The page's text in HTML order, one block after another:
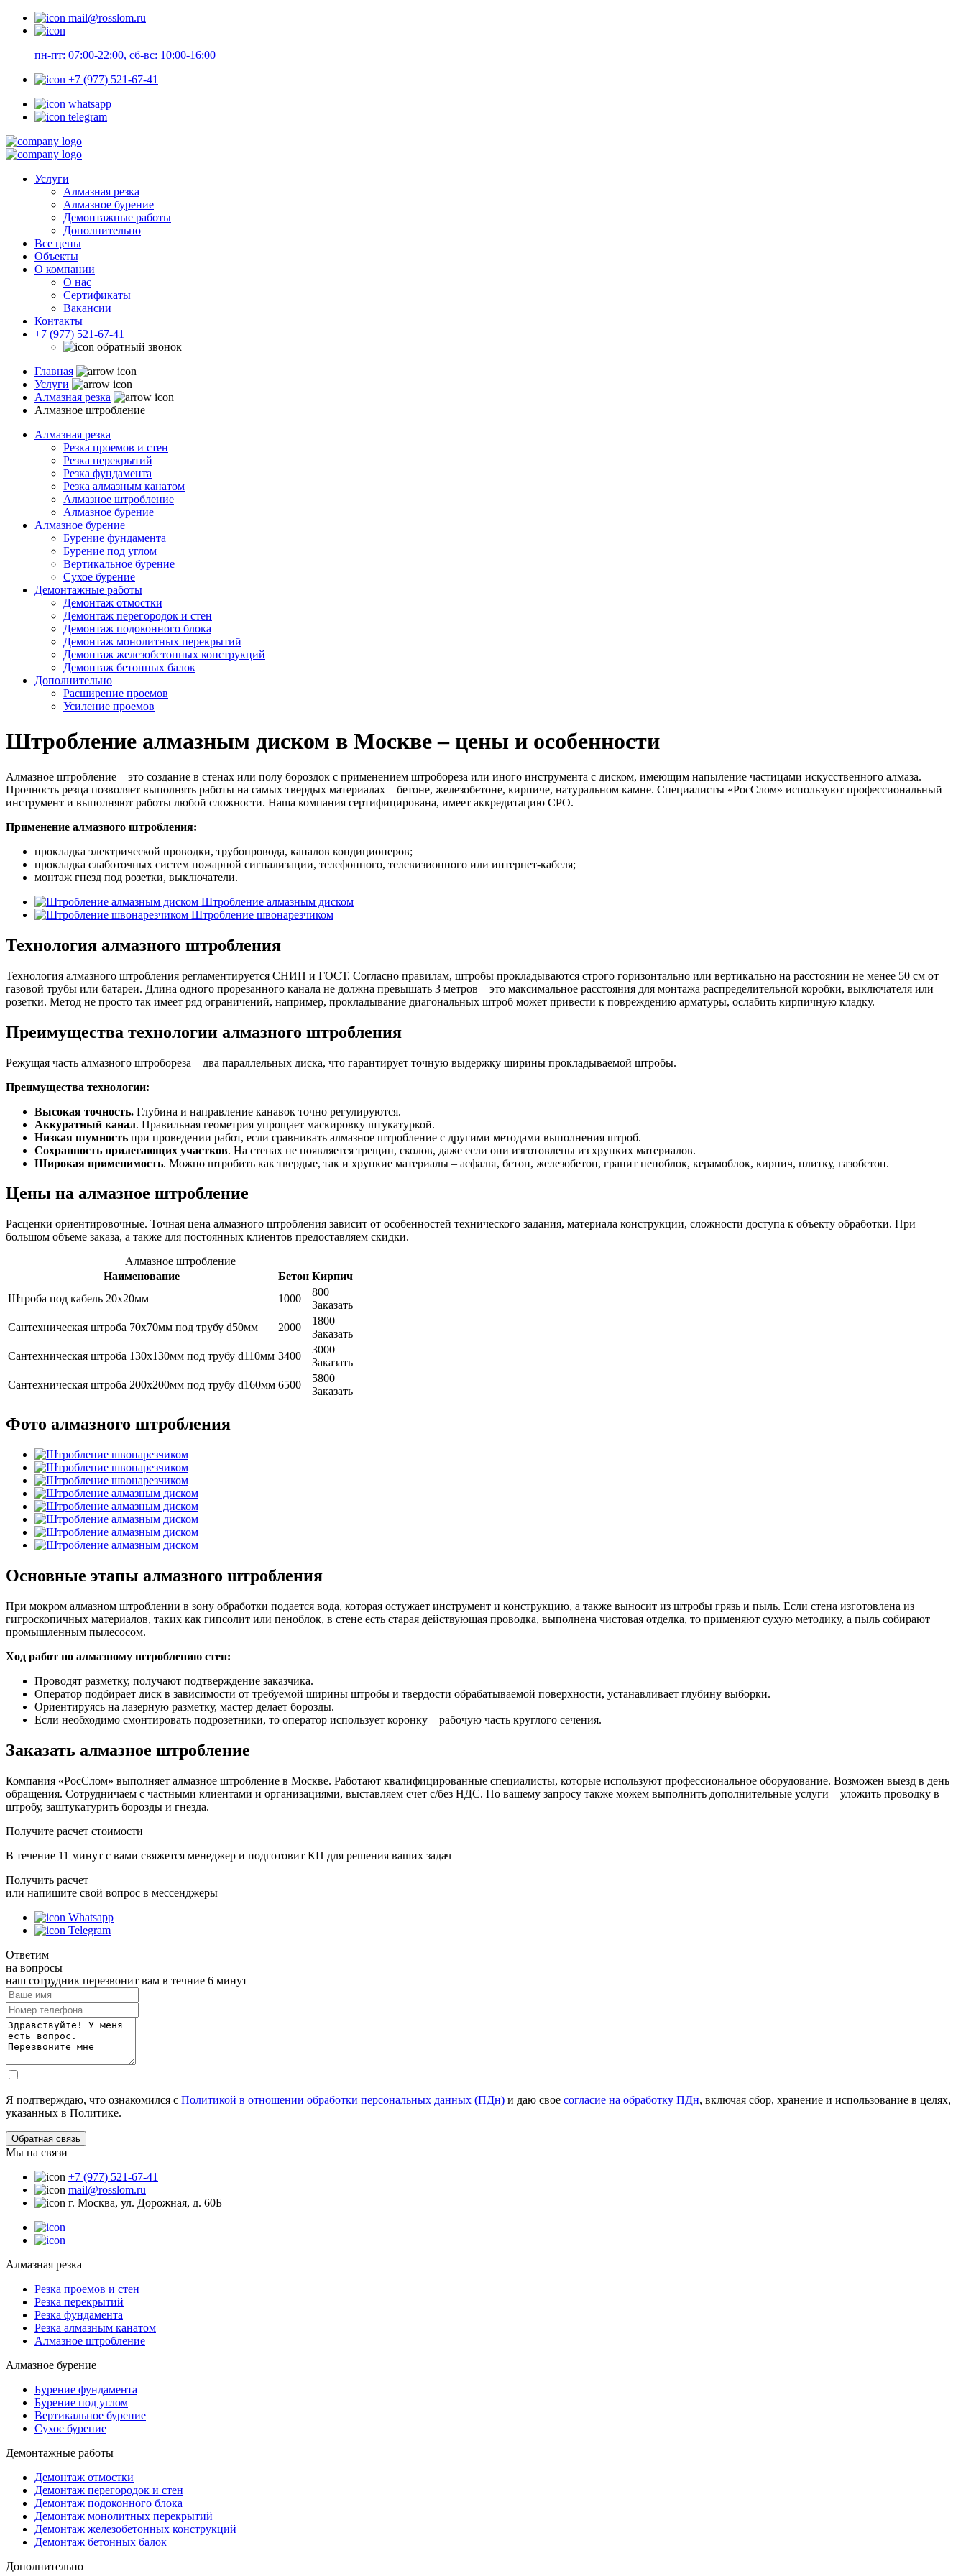
mail@rosslom.ru
пн-пт: 07:00-22:00, сб-вс: 10:00-16:00
+7 (977) 521-67-41
whatsapp
telegram
Услуги
Алмазная резка
Алмазное бурение
Демонтажные работы
Дополнительно
Все цены
Объекты
О компании
О нас
Сертификаты
Вакансии
Контакты
+7 (977) 521-67-41
обратный звонок
Главная
Услуги
Алмазная резка
Алмазное штробление
Алмазная резка
Резка проемов и стен
Резка перекрытий
Резка фундамента
Резка алмазным канатом
Алмазное штробление
Алмазное бурение
Алмазное бурение
Бурение фундамента
Бурение под углом
Вертикальное бурение
Сухое бурение
Демонтажные работы
Демонтаж отмостки
Демонтаж перегородок и стен
Демонтаж подоконного блока
Демонтаж монолитных перекрытий
Демонтаж железобетонных конструкций
Демонтаж бетонных балок
Дополнительно
Расширение проемов
Усиление проемов
Штробление алмазным диском в Москве – цены и особенности
Алмазное штробление – это создание в стенах или полу бороздок с применением штробореза или иного инструмента с диском, имеющим напыление частицами искусственного алмаза.
Прочность резца позволяет выполнять работы на самых твердых материалах – бетоне, железобетоне, кирпиче, натуральном камне. Специалисты «РосСлом» используют профессиональный
инструмент и выполняют работы любой сложности. Наша компания сертифицирована, имеет аккредитацию СРО.
Применение алмазного штробления:
прокладка электрической проводки, трубопровода, каналов кондиционеров;
прокладка слаботочных систем пожарной сигнализации, телефонного, телевизионного или интернет-кабеля;
монтаж гнезд под розетки, выключатели.
Штробление алмазным диском
Штробление швонарезчиком
Технология алмазного штробления
Технология алмазного штробления регламентируется СНИП и ГОСТ. Согласно правилам, штробы прокладываются строго горизонтально или вертикально на расстоянии не менее 50 см от
газовой трубы или батареи. Длина одного прорезанного канала не должна превышать 3 метров – это максимальное расстояния для монтажа распределительной коробки, выключателя или
розетки. Метод не просто так имеет ряд ограничений, например, прокладывание диагональных штроб может привести к повреждению арматуры, ослабить кирпичную кладку.
Преимущества технологии алмазного штробления
Режущая часть алмазного штробореза – два параллельных диска, что гарантирует точную выдержку ширины прокладываемой штробы.
Преимущества технологии:
Высокая точность. Глубина и направление канавок точно регулируются.
Аккуратный канал. Правильная геометрия упрощает маскировку штукатуркой.
Низкая шумность при проведении работ, если сравнивать алмазное штробление с другими методами выполнения штроб.
Сохранность прилегающих участков. На стенах не появляется трещин, сколов, даже если они изготовлены из хрупких материалов.
Широкая применимость. Можно штробить как твердые, так и хрупкие материалы – асфальт, бетон, железобетон, гранит пеноблок, керамоблок, кирпич, плитку, газобетон.
Цены на алмазное штробление
Расценки ориентировочные. Точная цена алмазного штробления зависит от особенностей технического задания, материала конструкции, сложности доступа к объекту обработки. При
большом объеме заказа, а также для постоянных клиентов предоставляем скидки.
Алмазное штробление
Наименование
Бетон Кирпич
Штроба под кабель 20х20мм
1000
800
Заказать
Сантехническая штроба 70х70мм под трубу d50мм
2000
1800
Заказать
Сантехническая штроба 130х130мм под трубу d110мм 3400
3000
Заказать
Сантехническая штроба 200х200мм под трубу d160мм 6500
5800
Заказать
Фото алмазного штробления
Основные этапы алмазного штробления
При мокром алмазном штроблении в зону обработки подается вода, которая остужает инструмент и конструкцию, а также выносит из штробы грязь и пыль. Если стена изготовлена из
гигроскопичных материалов, таких как гипсолит или пеноблок, в стене есть старая действующая проводка, выполнена чистовая отделка, то применяют сухую методику, а пыль собирают
промышленным пылесосом.
Ход работ по алмазному штроблению стен:
Проводят разметку, получают подтверждение заказчика.
Оператор подбирает диск в зависимости от требуемой ширины штробы и твердости обрабатываемой поверхности, устанавливает глубину выборки.
Ориентируясь на лазерную разметку, мастер делает борозды.
Если необходимо смонтировать подрозетники, то оператор использует коронку – рабочую часть круглого сечения.
Заказать алмазное штробление
Компания «РосСлом» выполняет алмазное штробление в Москве. Работают квалифицированные специалисты, которые используют профессиональное оборудование. Возможен выезд в день
обращения. Сотрудничаем с частными клиентами и организациями, выставляем счет с/без НДС. По вашему запросу также можем выполнить дополнительные услуги – уложить проводку в
штробу, заштукатурить борозды и гнезда.
Получите расчет стоимости
В течение 11 минут с вами свяжется менеджер и подготовит КП для решения ваших задач
Получить расчет
или напишите свой вопрос в мессенджеры
Whatsapp
Telegram
Ответим
на вопросы
наш сотрудник перезвонит вам в течние 6 минут
Я подтверждаю, что ознакомился с Политикой в отношении обработки персональных данных (ПДн) и даю свое согласие на обработку ПДн, включая сбор, хранение и использование в целях,
указанных в Политике.
Мы на связи
+7 (977) 521-67-41
mail@rosslom.ru
г. Москва, ул. Дорожная, д. 60Б
Алмазная резка
Резка проемов и стен
Резка перекрытий
Резка фундамента
Резка алмазным канатом
Алмазное штробление
Алмазное бурение
Бурение фундамента
Бурение под углом
Вертикальное бурение
Сухое бурение
Демонтажные работы
Демонтаж отмостки
Демонтаж перегородок и стен
Демонтаж подоконного блока
Демонтаж монолитных перекрытий
Демонтаж железобетонных конструкций
Демонтаж бетонных балок
Дополнительно